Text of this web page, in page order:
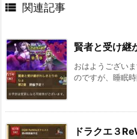
 関連記事
賢者と受け
おはようござい
のですが、睡眠
ドラクエ３